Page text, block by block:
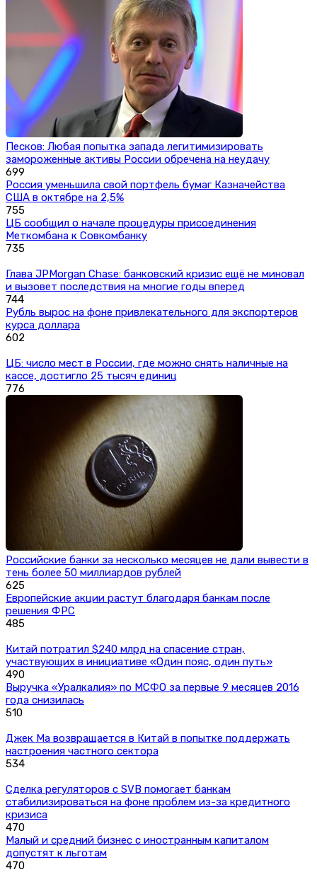
Песков: Любая попытка запада легитимизировать
замороженные активы России обречена на неудачу
699
Россия уменьшила свой портфель бумаг Казначейства
США в октябре на 2,5%
755
ЦБ сообщил о начале процедуры присоединения
Меткомбана к Совкомбанку
735
Глава JPMorgan Chase: банковский кризис ещё не миновал
и вызовет последствия на многие годы вперед
744
Рубль вырос на фоне привлекательного для экспортеров
курса доллара
602
ЦБ: число мест в России, где можно снять наличные на
кассе, достигло 25 тысяч единиц
776
Российские банки за несколько месяцев не дали вывести в
тень более 50 миллиардов рублей
625
Европейские акции растут благодаря банкам после
решения ФРС
485
Китай потратил $240 млрд на спасение стран,
участвующих в инициативе «Один пояс, один путь»
490
Выручка «Уралкалия» по МСФО за первые 9 месяцев 2016
года снизилась
510
Джек Ма возвращается в Китай в попытке поддержать
настроения частного сектора
534
Сделка регуляторов с SVB помогает банкам
стабилизироваться на фоне проблем из-за кредитного
кризиса
470
Малый и средний бизнес с иностранным капиталом
допустят к льготам
470